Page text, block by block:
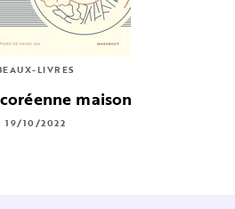
LIVRES
maison
19/10/2022